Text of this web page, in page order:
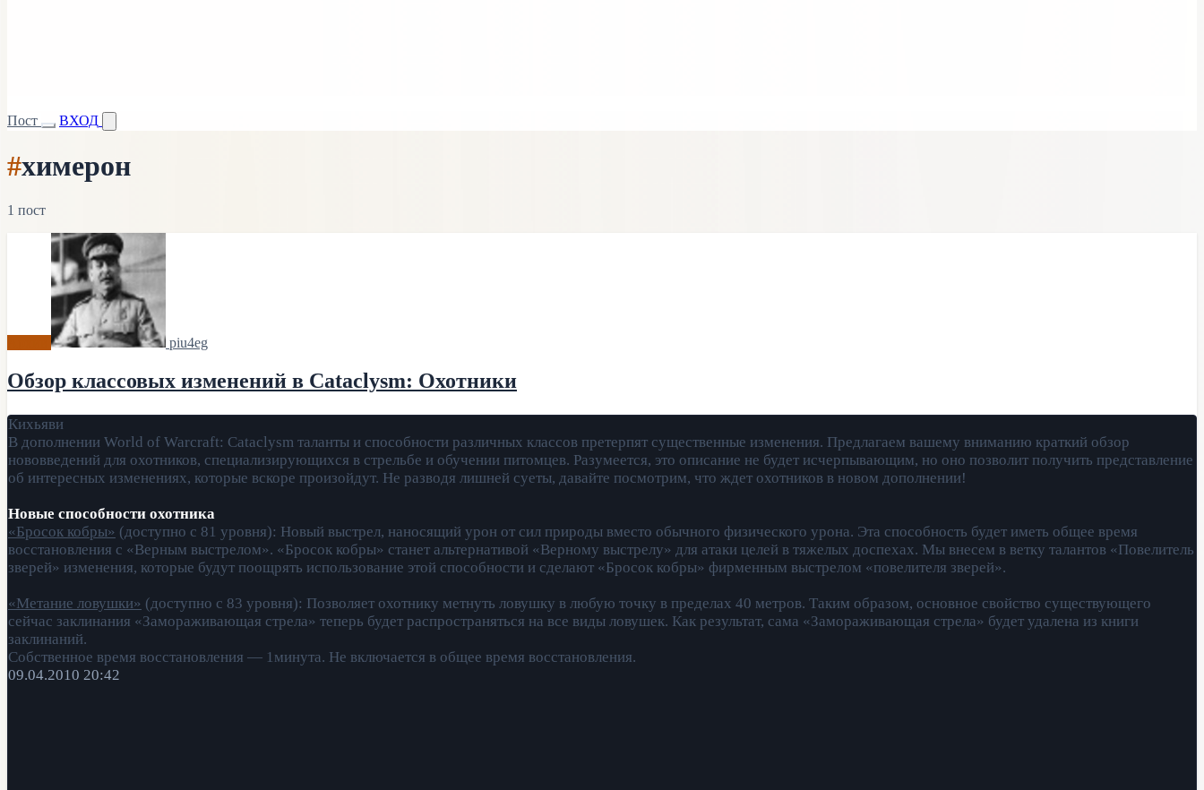
Пост ВХОД
#химерон
1 пост
piu4eg
Обзор классовых изменений в Cataclysm: Охотники
Кихьяви
В дополнении World of Warcraft: Cataclysm таланты и способности различных классов претерпят существенные изменения. Предлагаем вашему вниманию краткий обзор
нововведений для охотников, специализирующихся в стрельбе и обучении питомцев. Разумеется, это описание не будет исчерпывающим, но оно позволит получить представление
об интересных изменениях, которые вскоре произойдут. Не разводя лишней суеты, давайте посмотрим, что ждет охотников в новом дополнении!
Новые способности охотника
«Бросок кобры» (доступно с 81 уровня): Новый выстрел, наносящий урон от сил природы вместо обычного физического урона. Эта способность будет иметь общее время
восстановления с «Верным выстрелом». «Бросок кобры» станет альтернативой «Верному выстрелу» для атаки целей в тяжелых доспехах. Мы внесем в ветку талантов «Повелитель
зверей» изменения, которые будут поощрять использование этой способности и сделают «Бросок кобры» фирменным выстрелом «повелителя зверей».
«Метание ловушки» (доступно с 83 уровня): Позволяет охотнику метнуть ловушку в любую точку в пределах 40 метров. Таким образом, основное свойство существующего
сейчас заклинания «Замораживающая стрела» теперь будет распространяться на все виды ловушек. Как результат, сама «Замораживающая стрела» будет удалена из книги
заклинаний.
Собственное время восстановления — 1минута. Не включается в общее время восстановления.
09.04.2010 20:42